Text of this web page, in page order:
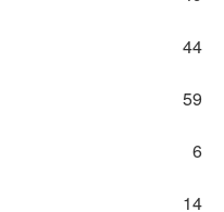
44
59
6
14